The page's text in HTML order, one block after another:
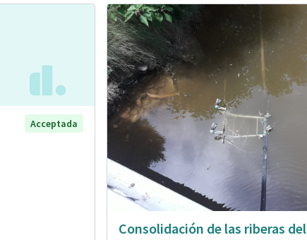
Acceptada
Consolidación de las riberas del